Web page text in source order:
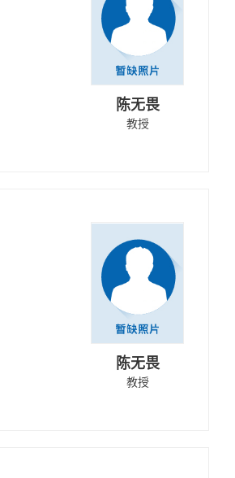
陈无畏
教授
陈无畏
教授